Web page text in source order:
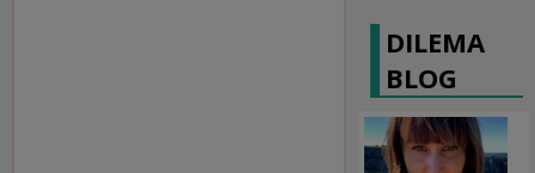
DILEMA
BLOG